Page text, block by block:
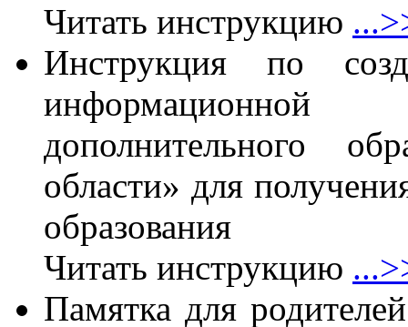
Читать инструкцию
Инструкция по
дополнительного
области» для
образования
Читать инструкцию
Памятка для